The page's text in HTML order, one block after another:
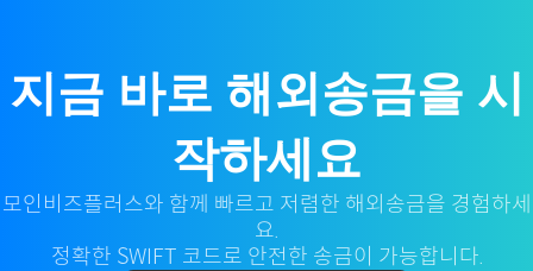
지금 바로 해외송금을 시
작하세요
모인비즈플러스와 함께 빠르고 저렴한 해외송금을 경험하세
요.
정확한 SWIFT 코드로 안전한 송금이 가능합니다.